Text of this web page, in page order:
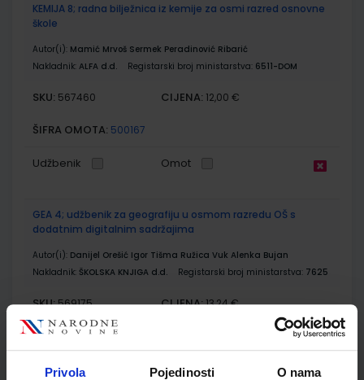
Privola Pojedinosti O nama
KEMIJA 8; radna bilježnica iz kemije za osmi razred osnovne
škole
Autor(i): Mamić Mrvoš Sermek Peradinović Ribarić
Nakladnik: ALFA d.d. Registarski broj ministarstva: 6511-DOM
SKU: 567460 CIJENA: 12,00 €
ŠIFRA OMOTA: 500167
Udžbenik Omot
GEA 4; udžbenik za geografiju u osmom razredu OŠ s
dodatnim digitalnim sadržajima
Autor(i): Danijel Orešić Igor Tišma Ružica Vuk Alenka Bujan
Nakladnik: ŠKOLSKA KNJIGA d.d. Registarski broj ministarstva: 7625
SKU:569175 CIJENA:13,24 €
ŠIFRA OMOTA: 500175
Udžbenik Omot